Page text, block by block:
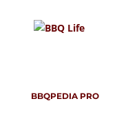
BBQPEDIA PRO